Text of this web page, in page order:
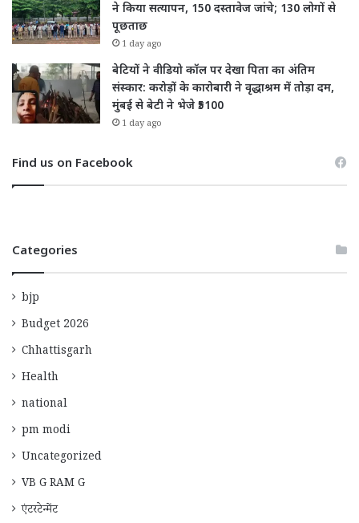
ने किया सत्यापन, 150 दस्तावेज जांचे; 130 लोगों से
पूछताछ
1 day ago
बेटियों ने वीडियो कॉल पर देखा पिता का अंतिम
संस्कार: करोड़ों के कारोबारी ने वृद्धाश्रम में तोड़ा दम,
मुंबई से बेटी ने भेजे ₹5100
1 day ago
Find us on Facebook
Categories
bjp
Budget 2026
Chhattisgarh
Health
national
pm modi
Uncategorized
VB G RAM G
एंटरटेन्मेंट